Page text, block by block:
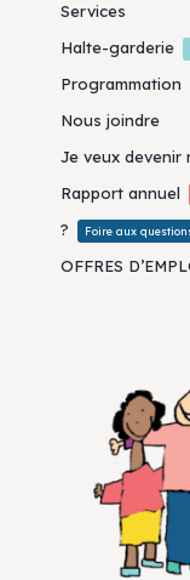
Services
Halte-garderie
Programmation
Nous joindre
Je veux devenir
Rapport annuel
? Foire aux
OFFRES